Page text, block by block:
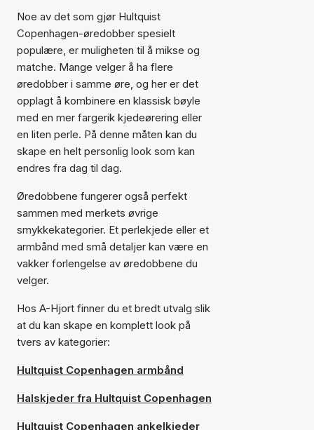
Noe av det som gjør Hultquist
Copenhagen-øredobber spesielt
populære, er muligheten til å mikse og
matche. Mange velger å ha flere
øredobber i samme øre, og her er det
opplagt å kombinere en klassisk bøyle
med en mer fargerik kjedeørering eller
en liten perle. På denne måten kan du
skape en helt personlig look som kan
endres fra dag til dag.
Øredobbene fungerer også perfekt
sammen med merkets øvrige
smykkekategorier. Et perlekjede eller et
armbånd med små detaljer kan være en
vakker forlengelse av øredobbene du
velger.
Hos A-Hjort finner du et bredt utvalg slik
at du kan skape en komplett look på
tvers av kategorier:
Hultquist Copenhagen armbånd
Halskjeder fra Hultquist Copenhagen
Hultquist Copenhagen ankelkjeder